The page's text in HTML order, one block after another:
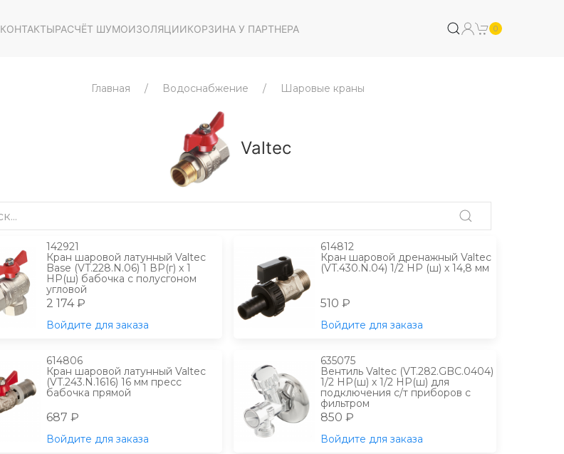
КОНТАКТЫРАСЧЁТ ШУМОИЗОЛЯЦИИКОРЗИНА У ПАРТНЕРА 0
Главная Водоснабжение Шаровые краны
Valtec
142921
Кран шаровой латунный Valtec
Base (VT.228.N.06) 1 ВР(г) х 1
НР(ш) бабочка с полусгоном
угловой
2 174 ₽
Войдите для заказа
614812
Кран шаровой дренажный Valtec
(VT.430.N.04) 1/2 НР (ш) х 14,8 мм
510 ₽
Войдите для заказа
614806
Кран шаровой латунный Valtec
(VT.243.N.1616) 16 мм пресс
бабочка прямой
687 ₽
Войдите для заказа
635075
Вентиль Valtec (VT.282.GBC.0404)
1/2 НР(ш) х 1/2 НР(ш) для
подключения с/т приборов с
фильтром
850 ₽
Войдите для заказа